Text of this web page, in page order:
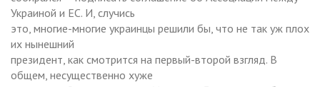
Украиной и ЕС. И, случись
это, многие-многие украинцы решили бы, что не так уж плох
их нынешний
президент, как смотрится на первый-второй взгляд. В
общем, несущественно хуже